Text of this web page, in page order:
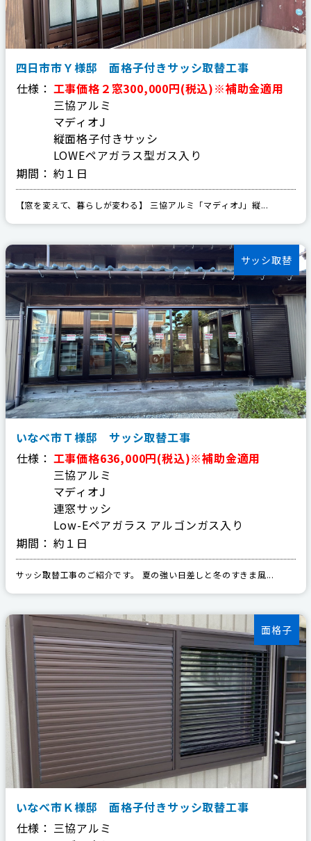
四日市市Ｙ様邸 面格子付きサッシ取替工事
仕様： 工事価格２窓300,000円(税込)※補助金適用
三協アルミ
マディオJ
縦面格子付きサッシ
LOWEペアガラス型ガス入り
期間： 約１日
【窓を変えて、暮らしが変わる】 三協アルミ「マディオJ」縦...
サッシ取替
いなべ市Ｔ様邸 サッシ取替工事
仕様： 工事価格636,000円(税込)※補助金適用
三協アルミ
マディオJ
連窓サッシ
Low-Eペアガラス アルゴンガス入り
期間： 約１日
サッシ取替工事のご紹介です。 夏の強い日差しと冬のすきま風...
面格子
いなべ市Ｋ様邸 面格子付きサッシ取替工事
仕様： 三協アルミ